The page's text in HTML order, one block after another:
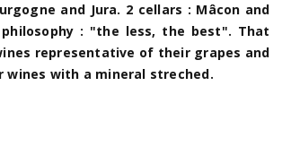
and Jura. 2 cellars : Mâcon and
: "the less, the best". That
representative of their grapes and
wines with a mineral streched.